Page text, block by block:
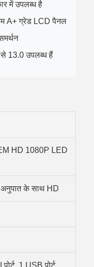
में उपलब्ध है
A+ ग्रेड LCD पैनल
से 13.0 उपलब्ध हैं
HD 1080P LED
के साथ HD
1 USB पोर्ट